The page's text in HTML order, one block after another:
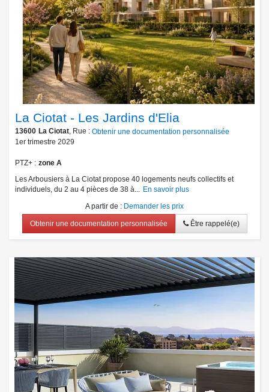
La Ciotat - Les Jardins d'Elia
13600 La Ciotat, Rue : Obtenir une documentation personnalisée
1er trimestre 2029
PTZ+
zone A
Les Arbousiers à La Ciotat propose 40 logements neufs collectifs et
individuels, du 2 au 4 pièces de 38 à... En savoir plus
A partir de : Demander les prix
Obtenir une documentation personnalisée Être rappelé(e)